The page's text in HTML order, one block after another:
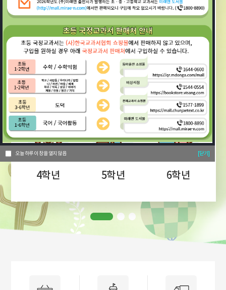
1학년 2학년 3학년
4학년 5학년 6학년
오늘 하루 이 창을 열지 않음 [닫기]